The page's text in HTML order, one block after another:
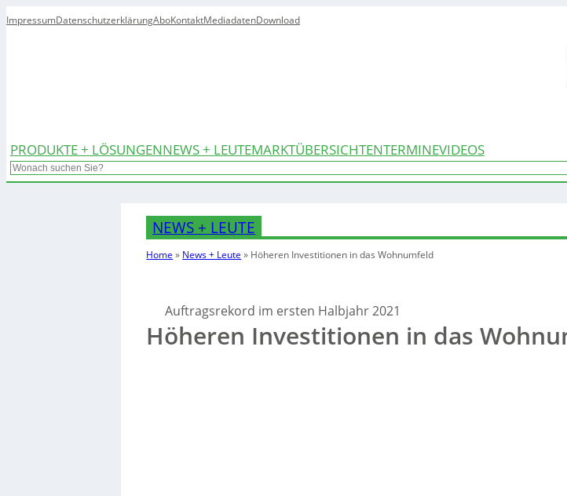
ImpressumDatenschutzerklärungAboKontaktMediadatenDownload
PRODUKTE + LÖSUNGENNEWS + LEUTEMARKTÜBERSICHTENTERMINEVIDEOS
Search
NEWS + LEUTE
Home » News + Leute » Höheren Investitionen in das Wohnumfeld
Auftragsrekord im ersten Halbjahr 2021
Höheren Investitionen in das